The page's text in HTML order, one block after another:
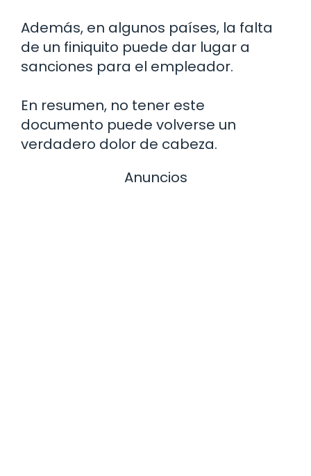
Además, en algunos países, la falta
de un finiquito puede dar lugar a
sanciones para el empleador.
En resumen, no tener este
documento puede volverse un
verdadero dolor de cabeza.
Anuncios